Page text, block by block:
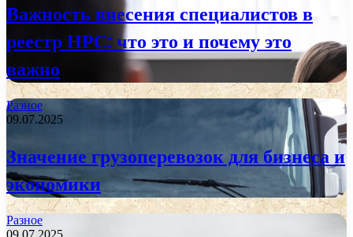
Важность внесения специалистов в
реестр НРС: что это и почему это
важно
Разное
09.07.2025
Значение грузоперевозок для бизнеса и
экономики
Разное
09.07.2025